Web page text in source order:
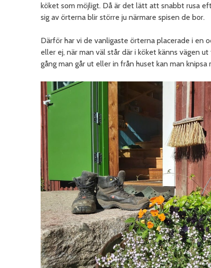
köket som möjligt. Då är det lätt att snabbt rusa
sig av örterna blir större ju närmare spisen de bor.
Därför har vi de vanligaste örterna placerade i en
eller ej, när man väl står där i köket känns vägen
gång man går ut eller in från huset kan man